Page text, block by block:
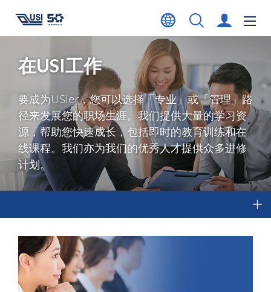
在USI工作
要成为USIer，您可以选择「专业」或「管理」路
径来发展您的职场生涯。我们提供大量的学习资
源，帮助您快速成长，包括即时的教育训练和在
线课程。我们亦为我们的优秀人才提供众多进修
计划。